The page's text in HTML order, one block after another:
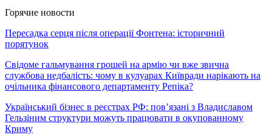
Горячие новости
Пересадка серця після операції Фонтена: історичний
порятунок
Свідоме гальмування грошей на армію чи вже звична
службова недбалість: чому в кулуарах Київради нарікають на
очільника фінансового департаменту Репіка?
Український бізнес в реєстрах РФ: пов’язані з Владиславом
Гельзіним структури можуть працювати в окупованному
Криму